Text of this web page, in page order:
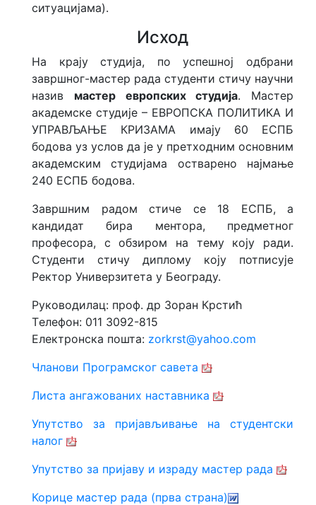
ситуацијама).
Исход
На крају студија, по успешној одбрани
завршног-мастер рада студенти стичу научни
назив мастер европских студија. Мастер
академске студије – ЕВРОПСКА ПОЛИТИКА И
УПРАВЉАЊЕ КРИЗАМА имају 60 ЕСПБ
бодова уз услов да је у претходним основним
академским студијама остварено најмање
240 ЕСПБ бодова.
Завршним радом стиче се 18 ЕСПБ, а
кандидат бира ментора, предметног
професора, с обзиром на тему коју ради.
Студенти стичу диплому коју потписује
Ректор Универзитета у Београду.
Руководилац: проф. др Зоран Крстић
Tелефон: 011 3092-815
Електронска пошта: zorkrst@yahoo.com
Чланови Програмског савета
Листа ангажованих наставника
Упутство за пријављивање на студентски
налог
Упутство за пријаву и израду мастер рада
Корице мастер рада (прва страна)